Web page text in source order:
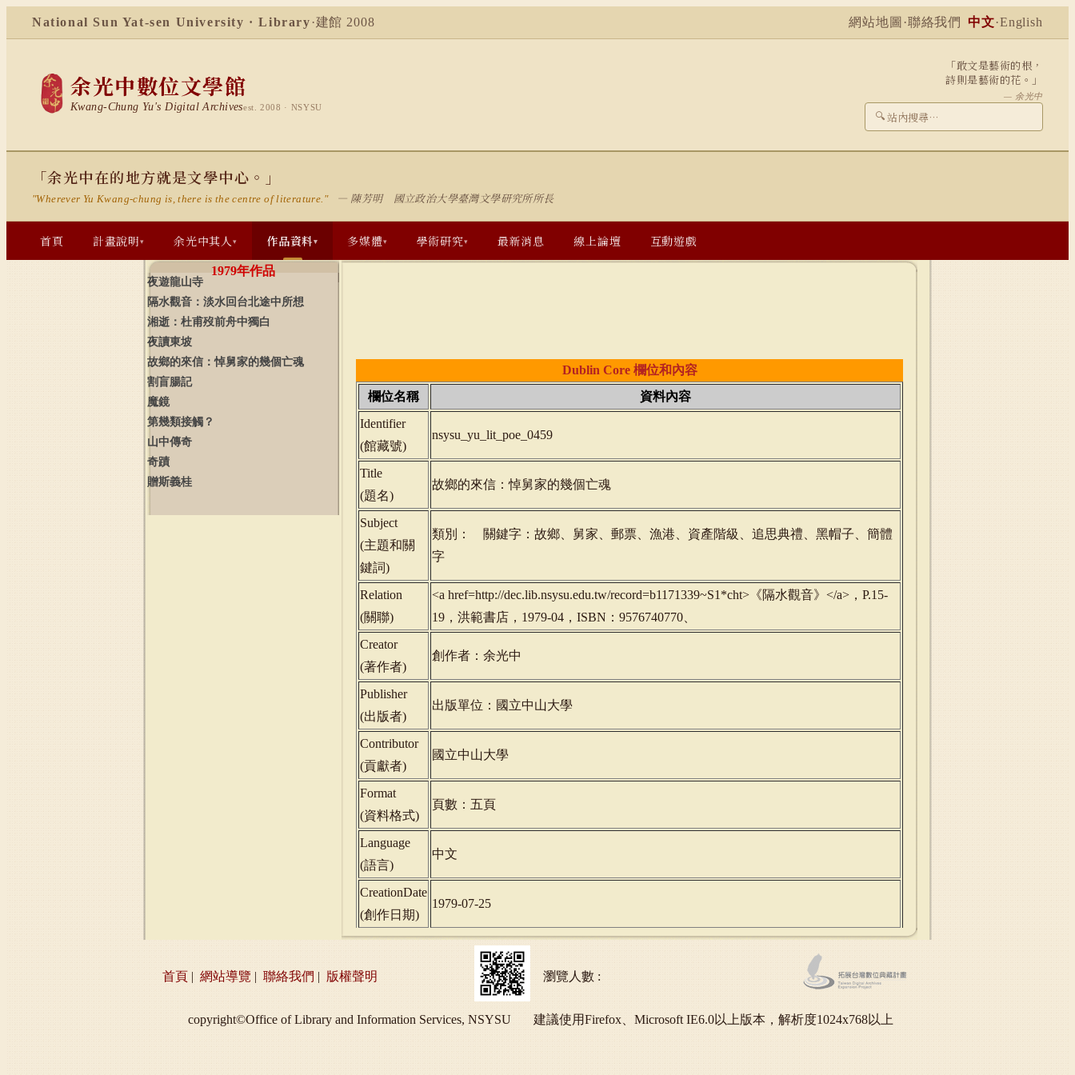
National Sun Yat-sen University · Library ·建館 2008 網站地圖 ·聯絡我們 中文·English
余光中數位文學館
Kwang-Chung Yu's Digital Archivesest. 2008 · NSYSU
「敢文是藝術的根，
詩則是藝術的花。」
— 余光中
🔍
「余光中在的地方就是文學中心。」
"Wherever Yu Kwang-chung is, there is the centre of literature." — 陳芳明 國立政治大學臺灣文學研究所所長
首頁 計畫說明▾ 余光中其人▾ 作品資料▾ 多媒體▾ 學術研究▾ 最新消息 線上論壇 互動遊戲
1979年作品
夜遊龍山寺
隔水觀音：淡水回台北途中所想
湘逝：杜甫歿前舟中獨白
夜讀東坡
故鄉的來信：悼舅家的幾個亡魂
割盲腸記
魔鏡
第幾類接觸？
山中傳奇
奇蹟
贈斯義桂
Dublin Core欄位和內容
欄位名稱
資料內容
Identifier
(館藏號)
nsysu_yu_lit_poe_0459
Title
(題名)
故鄉的來信：悼舅家的幾個亡魂
Subject
(主題和關
鍵詞)
類別： 關鍵字：故鄉、舅家、郵票、漁港、資產階級、追思典禮、黑帽子、簡體
字
Relation
(關聯)
<a href=http://dec.lib.nsysu.edu.tw/record=b1171339~S1*cht>《隔水觀音》</a>，P.15-
19，洪範書店，1979-04，ISBN：9576740770、
Creator
(著作者)
創作者：余光中
Publisher
(出版者)
出版單位：國立中山大學
Contributor
(貢獻者)
國立中山大學
Format
(資料格式)
頁數：五頁
Language
(語言)
中文
CreationDate
(創作日期)
1979-07-25
首頁 | 網站導覽 | 聯絡我們 | 版權聲明 瀏覽人數 :
copyright©Office of Library and Information Services, NSYSU 建議使用Firefox、Microsoft IE6.0以上版本，解析度1024x768以上